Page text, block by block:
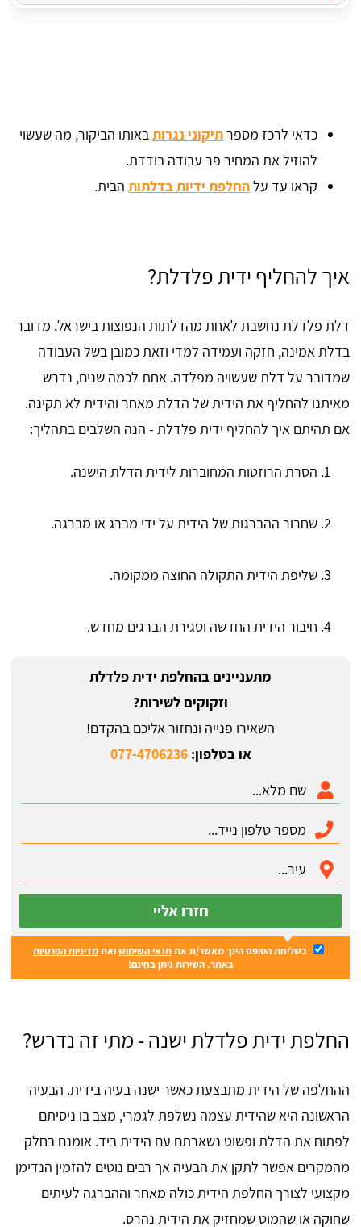
כדאי לרכז מספרתיקוני נגרותבאותו הביקור, מה שעשוי
להוזיל את המחיר פר עבודה בודדת.
קראו עד עלהחלפת ידיות בדלתות הבית.
איך להחליף ידית פלדלת?
דלת פלדלת נחשבת לאחת מהדלתות הנפוצות בישראל. מדובר
בדלת אמינה, חזקה ועמידה למדי וזאת כמובן בשל העבודה
שמדובר על דלת שעשויה מפלדה. אחת לכמה שנים, נדרש
מאיתנו להחליף את הידית של הדלת מאחר והידית לא תקינה.
אם תהיתם איך להחליף ידית פלדלת - הנה השלבים בתהליך:
הסרת הרוזטות המחוברות לידית הדלת הישנה.
שחרור ההברגות של הידית על ידי מברג או מברגה.
שליפת הידית התקולה החוצה ממקומה.
חיבור הידית החדשה וסגירת הברגים מחדש.
מתעניינים בהחלפת ידית פלדלת
וזקוקים לשירות?
השאירו פנייה ונחזור אליכם בהקדם!
או בטלפון:077-4706236
חזרו אליי
בשליחת הטופס הינך מאשר/ת אתתנאי השימושואתמדיניות הפרטיות
באתר. השירות ניתן בחינם!
החלפת ידית פלדלת ישנה - מתי זה נדרש?
ההחלפה של הידית מתבצעת כאשר ישנה בעיה בידית. הבעיה
הראשונה היא שהידית עצמה נשלפת לגמרי, מצב בו ניסיתם
לפתוח את הדלת ופשוט נשארתם עם הידית ביד. אומנם בחלק
מהמקרים אפשר לתקן את הבעיה אך רבים נוטים להזמין הנדימן
מקצועי לצורך החלפת הידית כולה מאחר וההברגה לעיתים
שחוקה או שהמוט שמחזיק את הידית נהרס.